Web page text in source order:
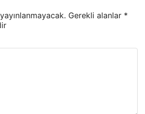
Gerekli alanlar *